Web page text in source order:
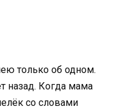
только об одном.
назад. Когда мама
со словами